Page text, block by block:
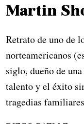
Martin
Retrato de uno de
norteamericanos
siglo, dueño de
talento y el éxito
tragedias